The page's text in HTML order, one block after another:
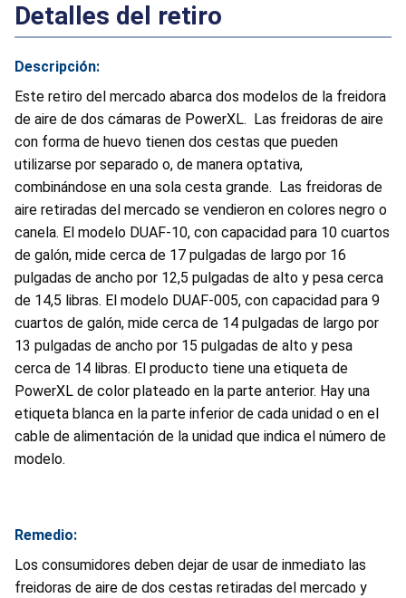
Detalles del retiro
Descripción:
Este retiro del mercado abarca dos modelos de la freidora
de aire de dos cámaras de PowerXL. Las freidoras de aire
con forma de huevo tienen dos cestas que pueden
utilizarse por separado o, de manera optativa,
combinándose en una sola cesta grande. Las freidoras de
aire retiradas del mercado se vendieron en colores negro o
canela. El modelo DUAF-10, con capacidad para 10 cuartos
de galón, mide cerca de 17 pulgadas de largo por 16
pulgadas de ancho por 12,5 pulgadas de alto y pesa cerca
de 14,5 libras. El modelo DUAF-005, con capacidad para 9
cuartos de galón, mide cerca de 14 pulgadas de largo por
13 pulgadas de ancho por 15 pulgadas de alto y pesa
cerca de 14 libras. El producto tiene una etiqueta de
PowerXL de color plateado en la parte anterior. Hay una
etiqueta blanca en la parte inferior de cada unidad o en el
cable de alimentación de la unidad que indica el número de
modelo.
Remedio:
Los consumidores deben dejar de usar de inmediato las
freidoras de aire de dos cestas retiradas del mercado y